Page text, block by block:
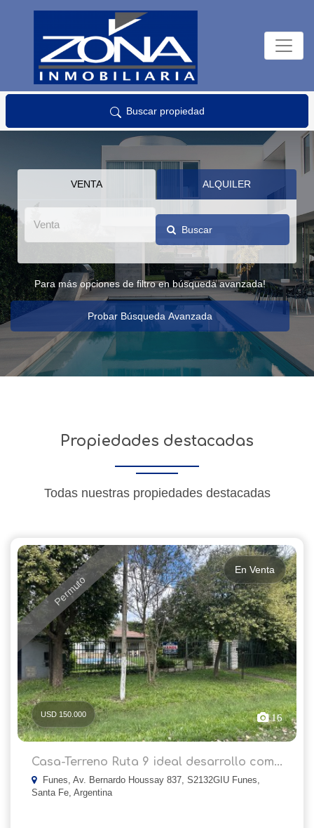
Buscar propiedad
VENTA ALQUILER
Buscar
Para más opciones de filtro en búsqueda avanzada!
Probar Búsqueda Avanzada
Propiedades destacadas
Todas nuestras propiedades destacadas
Permuto
En Venta
USD 150.000 16
Casa-Terreno Ruta 9 ideal desarrollo com...
Funes, Av. Bernardo Houssay 837, S2132GIU Funes,
Santa Fe, Argentina